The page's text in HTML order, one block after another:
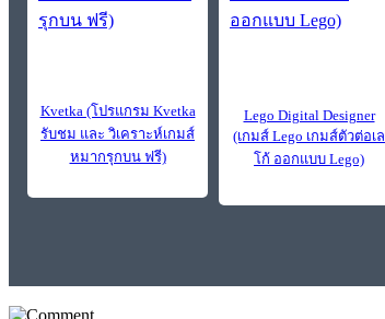
Kvetka (โปรแกรม Kvetka
รับชม และ วิเคราะห์เกมส์
หมากรุกบน ฟรี)
Lego Digital Designer
(เกมส์ Lego เกมส์ตัวต่อเล
โก้ ออกแบบ Lego)